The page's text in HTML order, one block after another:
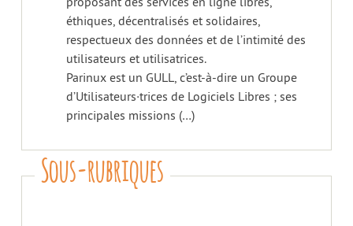
éthiques, décentralisés et solidaires,
respectueux des données et de l’intimité des
utilisateurs et utilisatrices.
Parinux est un GULL, c’est-à-dire un Groupe
d’Utilisateurs·trices de Logiciels Libres ; ses
principales missions (…)
Sous-rubriques